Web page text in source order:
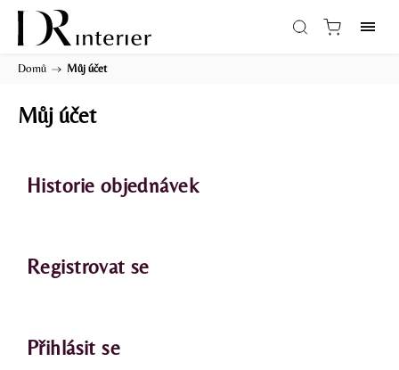
Domů / Můj účet
Můj účet
Historie objednávek
Registrovat se
Přihlásit se